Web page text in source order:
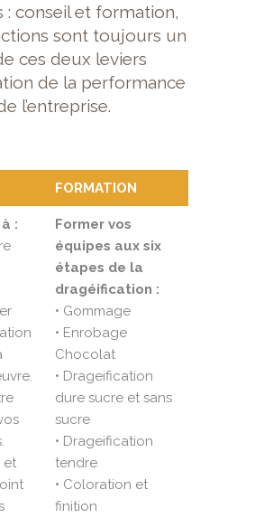
: conseil et formation,
sont toujours un
ces deux leviers
de la performance
l’entreprise.
FORMATION
:
et
Former vos
équipes aux six
étapes de la
dragéification :
• Gommage
• Enrobage
Chocolat
• Drageification
dure sucre et sans
sucre
• Drageification
tendre
• Coloration et
finition